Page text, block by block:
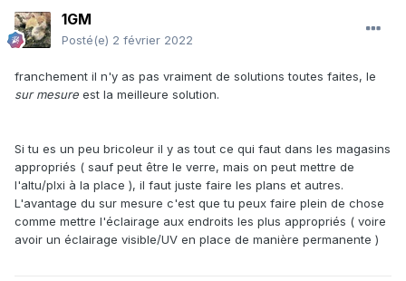
1GM
Posté(e) 2 février 2022
franchement il n'y as pas vraiment de solutions toutes faites, le
sur mesure est la meilleure solution.
Si tu es un peu bricoleur il y as tout ce qui faut dans les magasins
appropriés ( sauf peut être le verre, mais on peut mettre de
l'altu/plxi à la place ), il faut juste faire les plans et autres.
L'avantage du sur mesure c'est que tu peux faire plein de chose
comme mettre l'éclairage aux endroits les plus appropriés ( voire
avoir un éclairage visible/UV en place de manière permanente )